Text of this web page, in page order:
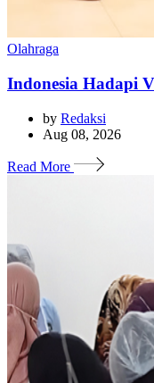
Olahraga
Indonesia Hadapi
by Redaksi
Aug 08, 2026
Read More